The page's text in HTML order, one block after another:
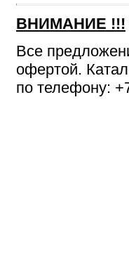
ВНИМАНИЕ !!!
Все
офертой.
по телефону: